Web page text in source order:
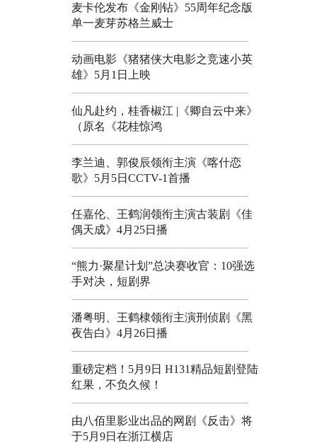
麦卡伦发布《金刚钻》55周年纪念版
单一麦芽苏格兰威士
动画电影《猪猪侠大电影之竞速小英
雄》5月1日上映
仙凡赴约，桂香椒江 |《卿自云中来》
（原名《花桂惊鸿
李兰迪、郭俊辰领衔主演《喀什恋
歌》5月5日CCTV-1首播
任嘉伦、王鹤润领衔主演古装剧《佳
偶天成》4月25日播
“熊力·聚星计划”总决赛收官：10强选
手对决，短剧界
潘粤明、王鹤棣领衔主演刑侦剧《黑
夜告白》4月26日播
重磅定档！5月9日 H131精品短剧登陆
红果，不负久候！
由八佰里影业出品的网剧《反击》将
于5月9日在浙江横店